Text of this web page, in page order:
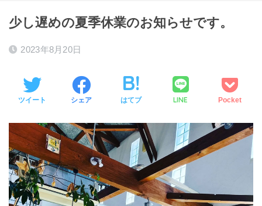
少し遅めの夏季休業のお知らせです。
2023年8月20日
ツイート シェア はてブ LINE Pocket